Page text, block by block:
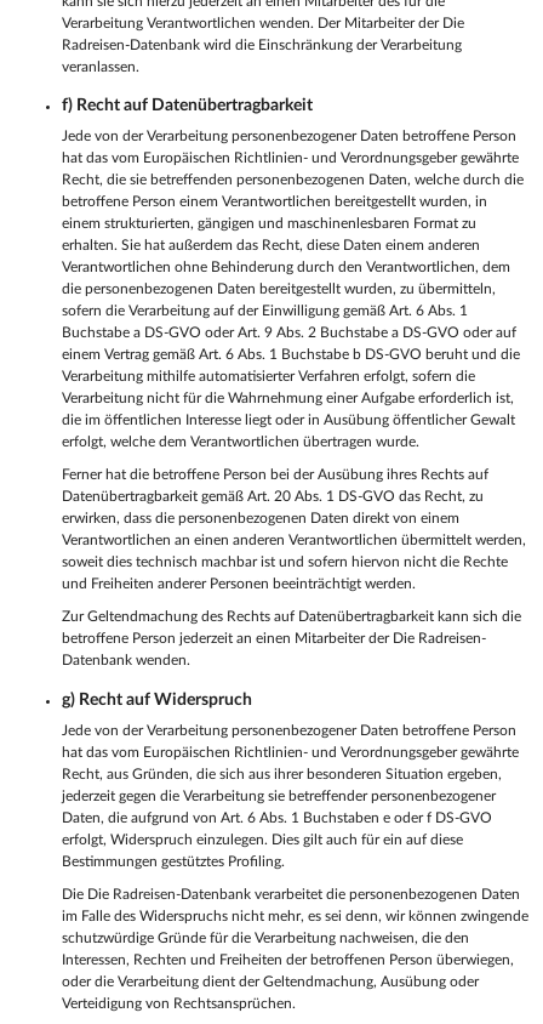
Verarbeitung Verantwortlichen wenden. Der Mitarbeiter der Die
Radreisen-Datenbank wird die Einschränkung der Verarbeitung
veranlassen.
f) Recht auf Datenübertragbarkeit
Jede von der Verarbeitung personenbezogener Daten betroffene Person
hat das vom Europäischen Richtlinien- und Verordnungsgeber gewährte
Recht, die sie betreffenden personenbezogenen Daten, welche durch die
betroffene Person einem Verantwortlichen bereitgestellt wurden, in
einem strukturierten, gängigen und maschinenlesbaren Format zu
erhalten. Sie hat außerdem das Recht, diese Daten einem anderen
Verantwortlichen ohne Behinderung durch den Verantwortlichen, dem
die personenbezogenen Daten bereitgestellt wurden, zu übermitteln,
sofern die Verarbeitung auf der Einwilligung gemäß Art. 6 Abs. 1
Buchstabe a DS-GVO oder Art. 9 Abs. 2 Buchstabe a DS-GVO oder auf
einem Vertrag gemäß Art. 6 Abs. 1 Buchstabe b DS-GVO beruht und die
Verarbeitung mithilfe automatisierter Verfahren erfolgt, sofern die
Verarbeitung nicht für die Wahrnehmung einer Aufgabe erforderlich ist,
die im öffentlichen Interesse liegt oder in Ausübung öffentlicher Gewalt
erfolgt, welche dem Verantwortlichen übertragen wurde.
Ferner hat die betroffene Person bei der Ausübung ihres Rechts auf
Datenübertragbarkeit gemäß Art. 20 Abs. 1 DS-GVO das Recht, zu
erwirken, dass die personenbezogenen Daten direkt von einem
Verantwortlichen an einen anderen Verantwortlichen übermittelt werden,
soweit dies technisch machbar ist und sofern hiervon nicht die Rechte
und Freiheiten anderer Personen beeinträchtigt werden.
Zur Geltendmachung des Rechts auf Datenübertragbarkeit kann sich die
betroffene Person jederzeit an einen Mitarbeiter der Die Radreisen-
Datenbank wenden.
g) Recht auf Widerspruch
Jede von der Verarbeitung personenbezogener Daten betroffene Person
hat das vom Europäischen Richtlinien- und Verordnungsgeber gewährte
Recht, aus Gründen, die sich aus ihrer besonderen Situation ergeben,
jederzeit gegen die Verarbeitung sie betreffender personenbezogener
Daten, die aufgrund von Art. 6 Abs. 1 Buchstaben e oder f DS-GVO
erfolgt, Widerspruch einzulegen. Dies gilt auch für ein auf diese
Bestimmungen gestütztes Profiling.
Die Die Radreisen-Datenbank verarbeitet die personenbezogenen Daten
im Falle des Widerspruchs nicht mehr, es sei denn, wir können zwingende
schutzwürdige Gründe für die Verarbeitung nachweisen, die den
Interessen, Rechten und Freiheiten der betroffenen Person überwiegen,
oder die Verarbeitung dient der Geltendmachung, Ausübung oder
Verteidigung von Rechtsansprüchen.